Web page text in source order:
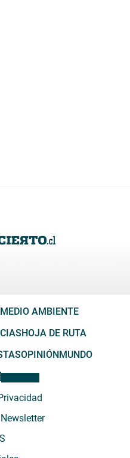
MEDIO AMBIENTE
HOJA DE RUTA
OPINIÓNMUNDO